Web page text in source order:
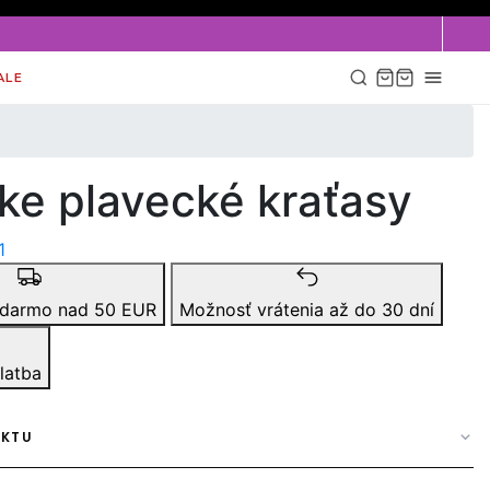
plavecké kraťasy
nad 50 EUR Možnosť vrátenia až do 30 dní